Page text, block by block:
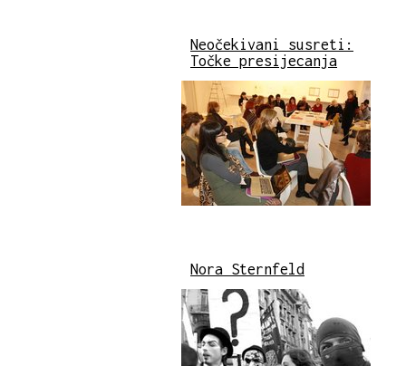
Neočekivani susreti:
Točke presijecanja
Nora Sternfeld